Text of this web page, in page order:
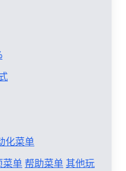
化菜单
菜单帮助菜单其他玩